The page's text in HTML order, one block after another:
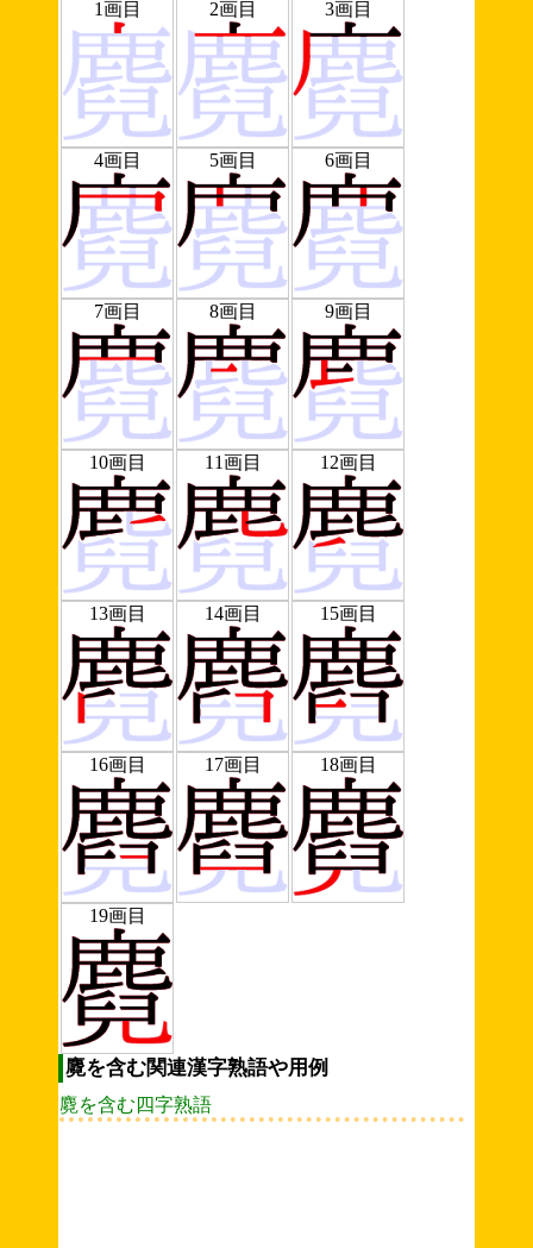
1画目
2画目 3画目
4画目 5画目 6画目
7画目 8画目 9画目
10画目 11画目 12画目
13画目 14画目 15画目
16画目 17画目 18画目
19画目
麑を含む関連漢字熟語や用例
麑を含む四字熟語